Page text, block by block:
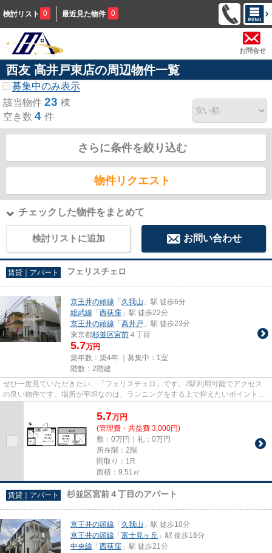
検討リスト 0 最近見た物件 0
お問合せ
西友 高井戸東店の周辺物件一覧
募集中のみ表示
該当物件 23 棟
空き数 4 件
さらに条件を絞り込む
物件リクエスト
チェックした物件をまとめて
検討リストに追加 お問い合わせ
賃貸｜アパート フェリスチェロ
京王井の頭線 「 久我山 」駅 徒歩6分
総武線 「 西荻窪 」駅 徒歩22分
京王井の頭線 「 高井戸 」駅 徒歩23分
東京都杉並区宮前 ４丁目
5.7万円
築年数：築4年 ｜募集中： 1室
階数：2階建
ぜひ一度見ていただきたい、「フェリスチェロ」です。2駅利用可能でアクセス
の良い物件です。場所が平坦なのは、ランニングをする上で抑えたいポイントで
5.7万円
(管理費・共益費 3,000円)
敷：0万円｜礼：0万円
所在階：2階
間取り：1R
面積：9.51㎡
賃貸｜アパート 杉並区宮前４丁目のアパート
京王井の頭線 「 久我山 」駅 徒歩10分
京王井の頭線 「 富士見ヶ丘 」駅 徒歩16分
中央線 「 西荻窪 」駅 徒歩21分